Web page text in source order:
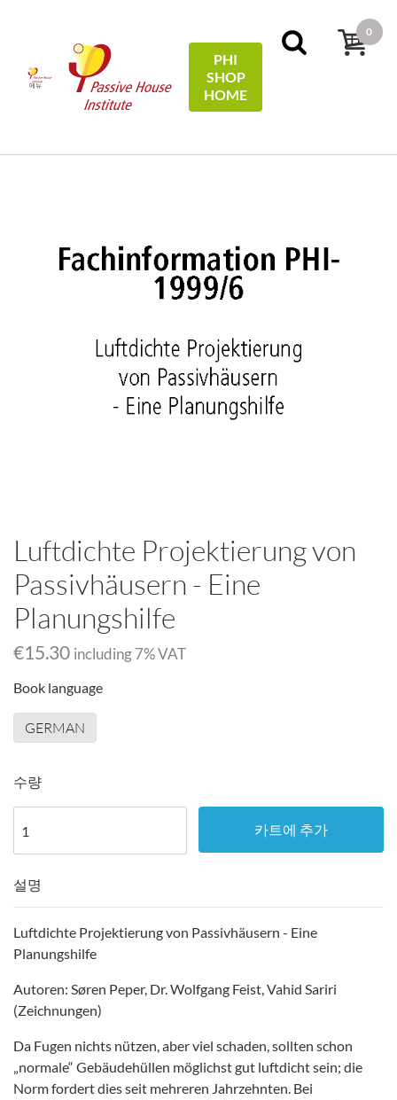
메뉴
PHI
SHOP
HOME
0
Technical Information
Luftdichte Projektierung von
Luftdichte Projektierung von
Passivhäusern - Eine
Planungshilfe
€15.30 including 7% VAT
Book language
GERMAN
수량
카트에 추가
설명
Luftdichte Projektierung von Passivhäusern - Eine
Planungshilfe
Autoren: Søren Peper, Dr. Wolfgang Feist, Vahid Sariri
(Zeichnungen)
Da Fugen nichts nützen, aber viel schaden, sollten schon
„normale“ Gebäudehüllen möglichst gut luftdicht sein; die
Norm fordert dies seit mehreren Jahrzehnten. Bei